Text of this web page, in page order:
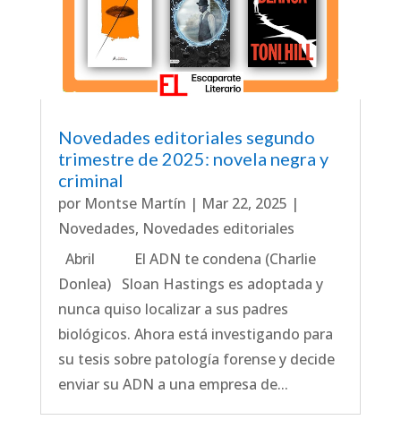
Novedades editoriales segundo
trimestre de 2025: novela negra y
criminal
por Montse Martín | Mar 22, 2025 |
Novedades, Novedades editoriales
Abril El ADN te condena (Charlie
Donlea) Sloan Hastings es adoptada y
nunca quiso localizar a sus padres
biológicos. Ahora está investigando para
su tesis sobre patología forense y decide
enviar su ADN a una empresa de...